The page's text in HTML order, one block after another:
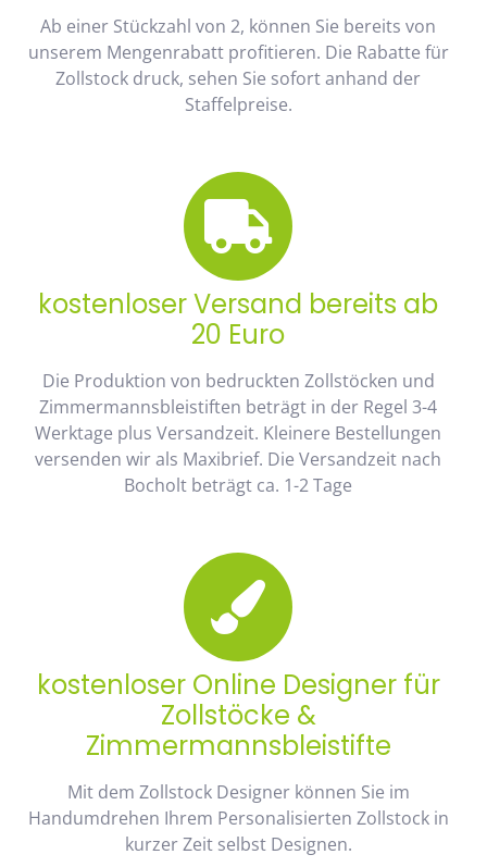
Ab einer Stückzahl von 2, können Sie bereits von
unserem Mengenrabatt profitieren. Die Rabatte für
Zollstock druck, sehen Sie sofort anhand der
Staffelpreise.
kostenloser Versand bereits ab
20 Euro
Die Produktion von bedruckten Zollstöcken und
Zimmermannsbleistiften beträgt in der Regel 3-4
Werktage plus Versandzeit. Kleinere Bestellungen
versenden wir als Maxibrief. Die Versandzeit nach
Bocholt beträgt ca. 1-2 Tage
kostenloser Online Designer für
Zollstöcke &
Zimmermannsbleistifte
Mit dem Zollstock Designer können Sie im
Handumdrehen Ihrem Personalisierten Zollstock in
kurzer Zeit selbst Designen.